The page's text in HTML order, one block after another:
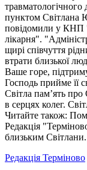
травматологічного
пунктом Світлана
повідомили у КНП
лікарня".
щирі співчуття
втрати близької
Ваше горе,
Господь прийме її
Світла пам’ять
в серцях колег.
Читайте також:
Редакція
близьким
Редакція Терміново